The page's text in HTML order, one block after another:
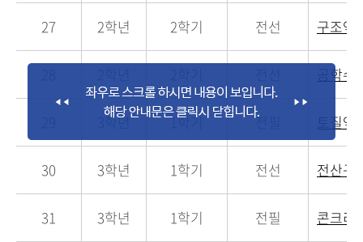
27 2학년 2학기 전선 구조역
공학수
3학년 1학기 전필 토질역
30 3학년 1학기 전선 전산구
31 3학년 1학기 전필 콘크리